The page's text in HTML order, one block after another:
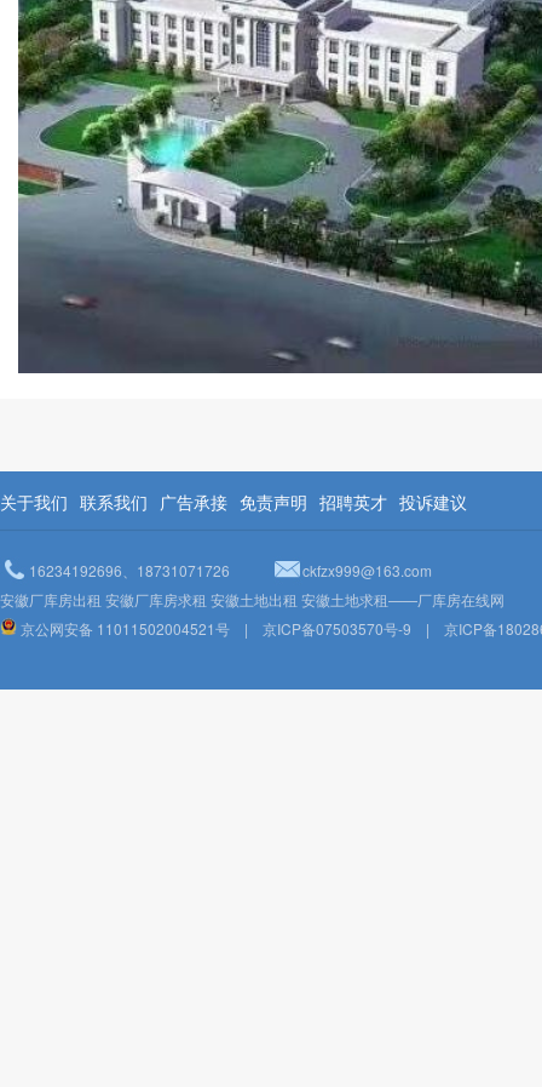
关于我们 联系我们 广告承接 免责声明 招聘英才 投诉建议
16234192696、18731071726
ckfzx999@163.com
安徽厂库房出租 安徽厂库房求租 安徽土地出租 安徽土地求租——厂库房在线网
京公网安备 11011502004521号 | 京ICP备07503570号-9 | 京ICP备